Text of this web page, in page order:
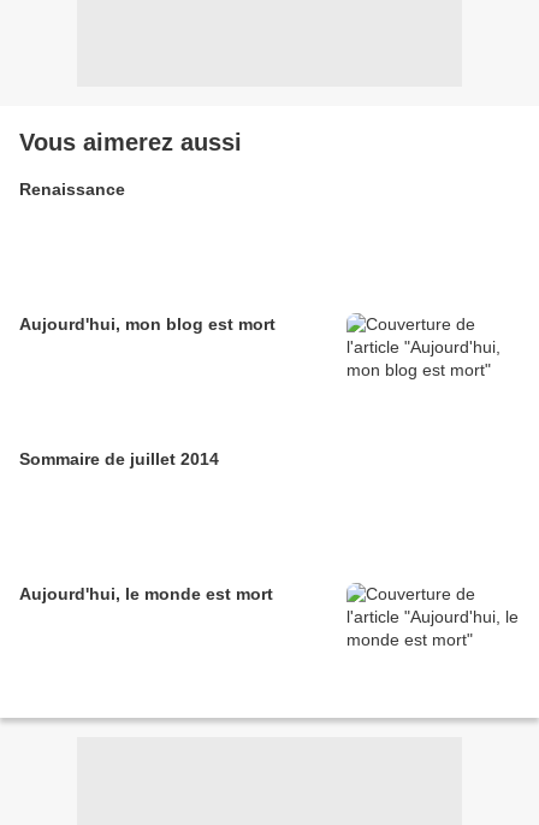
Vous aimerez aussi
Renaissance
Aujourd'hui, mon blog est mort
Sommaire de juillet 2014
Aujourd'hui, le monde est mort